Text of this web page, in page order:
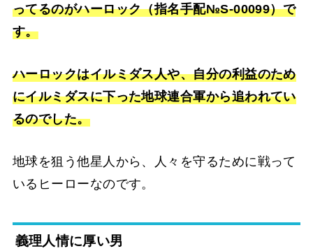
ってるのがハーロック（指名手配№S-00099）で
す。
ハーロックはイルミダス人や、自分の利益のため
にイルミダスに下った地球連合軍から追われてい
るのでした。
地球を狙う他星人から、人々を守るために戦って
いるヒーローなのです。
義理人情に厚い男